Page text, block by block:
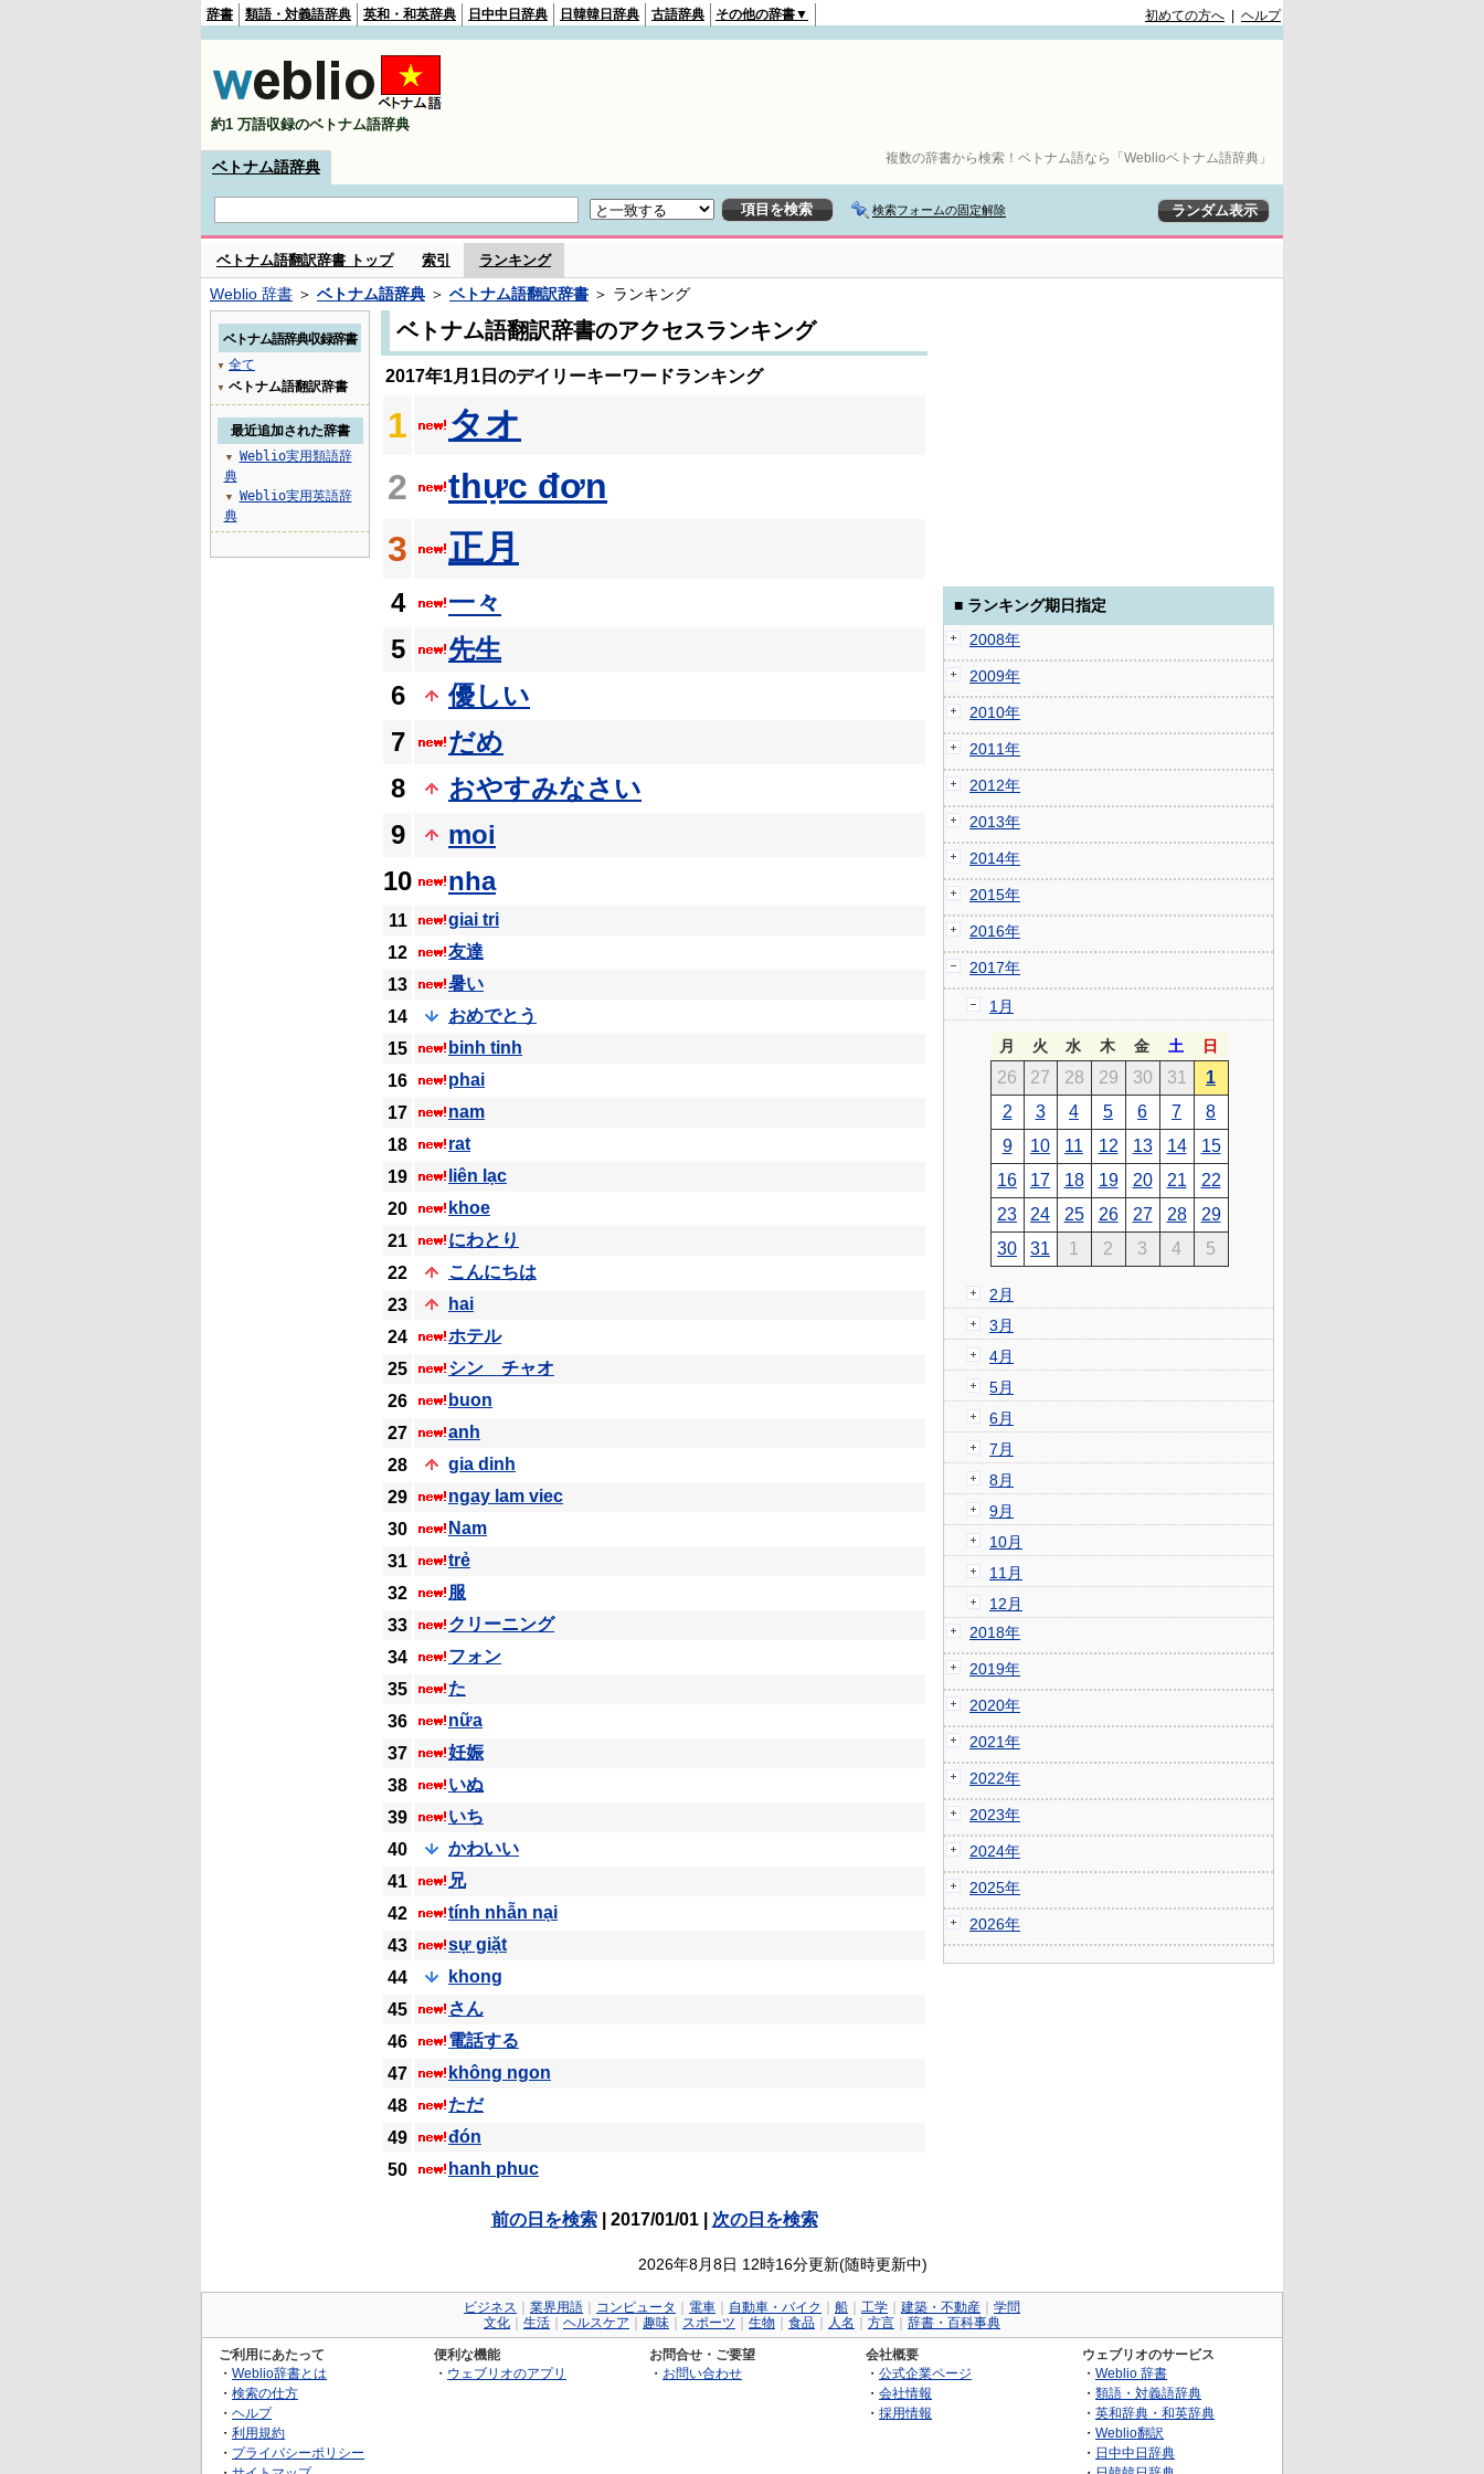
複数の辞書から検索！ベトナム語なら「Weblioベトナム語辞典」
辞書 類語・対義語辞典 英和・和英辞典 日中中日辞典 日韓韓日辞典 古語辞典 その他の辞書▼ 初めての方へ ヘルプ
約1 万語収録のベトナム語辞典
ベトナム語辞典
検索フォームの固定解除
ベトナム語翻訳辞書 トップ 索引 ランキング
Weblio 辞書 ＞ ベトナム語辞典 ＞ ベトナム語翻訳辞書 ＞ ランキング
ベトナム語翻訳辞書のアクセスランキング
2017年1月1日のデイリーキーワードランキング
1
タオ
2
thực đơn
3
正月
4
一々
5
先生
6
優しい
7
だめ
8
おやすみなさい
9
moi
10
nha
11
giai tri
12
友達
13
暑い
14
おめでとう
15
binh tinh
16
phai
17
nam
18
rat
19
liên lạc
20
khoe
21
にわとり
22
こんにちは
23
hai
24
ホテル
25
シン チャオ
26
buon
27
anh
28
gia dinh
29
ngay lam viec
30
Nam
31
trẻ
32
服
33
クリーニング
34
フォン
35
た
36
nữa
37
妊娠
38
いぬ
39
いち
40
かわいい
41
兄
42
tính nhẫn nại
43
sự giặt
44
khong
45
さん
46
電話する
47
không ngon
48
ただ
49
đón
50
hanh phuc
前の日を検索| 2017/01/01 | 次の日を検索
2026年8月8日 12時16分更新(随時更新中)
ベトナム語辞典収録辞書
▼ 全て
▼ ベトナム語翻訳辞書
最近追加された辞書
▼
Weblio実用類語辞
典
▼
Weblio実用英語辞
典
■ ランキング期日指定
2008年
2009年
2010年
2011年
2012年
2013年
2014年
2015年
2016年
2017年
1月
月 火 水 木 金 土 日
26 27 28 29 30 31
1
2
3 4 5 6 7
8
9
10 11 12 13 14
15
16
17 18 19 20 21
22
23
24 25 26 27 28
29
30
31 1 2 3 4 5
2月
3月
4月
5月
6月
7月
8月
9月
10月
11月
12月
2018年
2019年
2020年
2021年
2022年
2023年
2024年
2025年
2026年
ビジネス 業界用語 コンピュータ 電車 自動車・バイク 船 工学 建築・不動産
学問
文化
生活 ヘルスケア 趣味 スポーツ 生物 食品 人名 方言 辞書・百科事典
ご利用にあたって
・ Weblio辞書とは
・ 検索の仕方
・ ヘルプ
・ 利用規約
・ プライバシーポリシー
便利な機能
・ ウェブリオのアプリ
お問合せ・ご要望
・ お問い合わせ
会社概要
・ 公式企業ページ
・ 会社情報
・ 採用情報
ウェブリオのサービス
・ Weblio 辞書
・ 類語・対義語辞典
・ 英和辞典・和英辞典
・ Weblio翻訳
・ 日中中日辞典